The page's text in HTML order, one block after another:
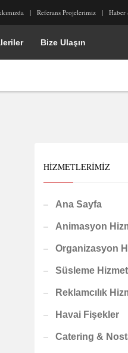
Referans Projelerimiz Haber
Bize Ulaşın
HIZMETLERIMIZ
Ana Sayfa
Animasyon
Organizasyon
Süsleme
Reklamcılık
Havai Fişekler
Catering &